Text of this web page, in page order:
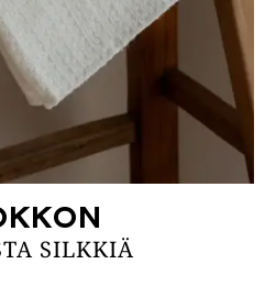
SILKKIÄ